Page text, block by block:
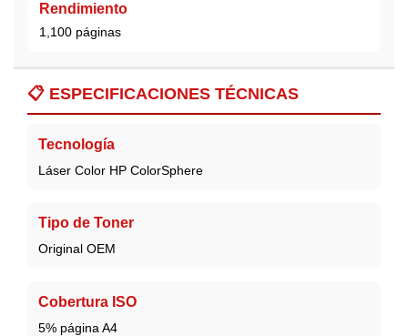
Rendimiento
1,100 páginas
📋 ESPECIFICACIONES TÉCNICAS
Tecnología
Láser Color HP ColorSphere
Tipo de Toner
Original OEM
Cobertura ISO
5% página A4